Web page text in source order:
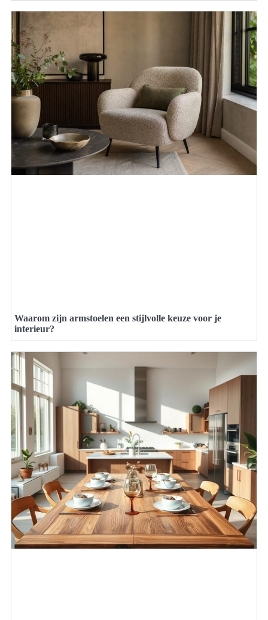
Waarom zijn armstoelen een stijlvolle keuze voor je
interieur?